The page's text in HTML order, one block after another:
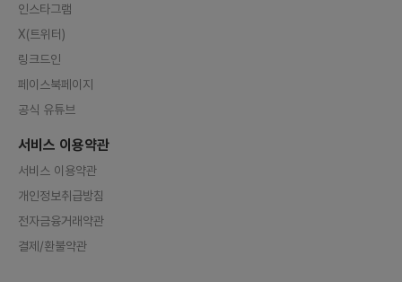
인스타그램
X(트위터)
링크드인
페이스북페이지
공식 유튜브
서비스 이용약관
서비스 이용약관
개인정보취급방침
전자금융거래약관
결제/환불약관